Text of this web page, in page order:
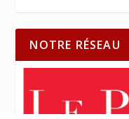
NOTRE RÉSEAU